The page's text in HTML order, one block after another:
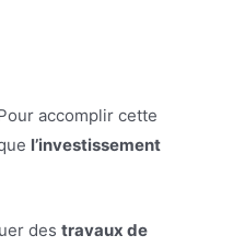
accomplir cette
l’investissement
destravaux de